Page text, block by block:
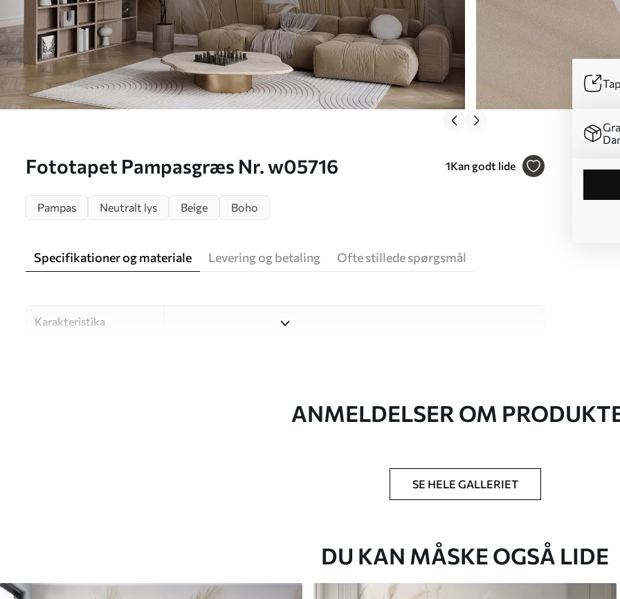
Fototapet Pampasgræs Nr. w05716 1Kan godt lide
Pampas Neutralt lys Beige Boho
Specifikationer og materiale Levering og betaling Ofte stillede spørgsmål
Karakteristika
Billedet printes i den størrelse, du har angivet, og skæres i identiske
kan rengøres med vand.
ANMELDELSER OM
SE HELE GALLERIET
DU KAN MÅSKE OGSÅ LIDE